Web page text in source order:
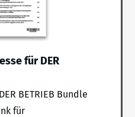
für DER
BETRIEB Bundle
für